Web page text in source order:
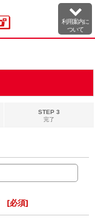
利用案内に
ついて
STEP 3
完了
[必須]